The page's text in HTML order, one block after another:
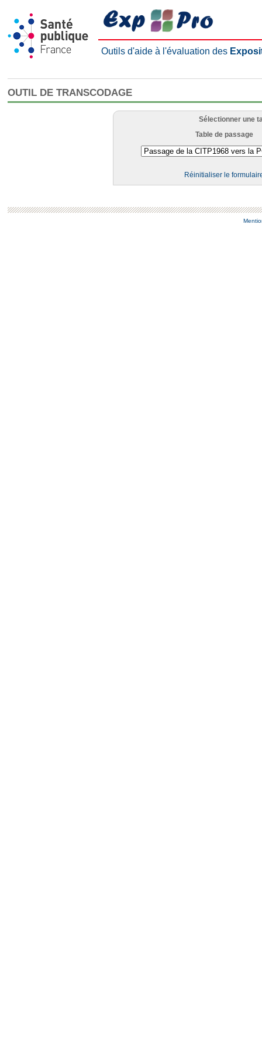
Outils d'aide à l'évaluation des
OUTIL DE TRANSCODAGE
Sélectionner une
Table de passage
Réinitialiser le